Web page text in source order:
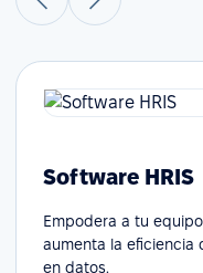
Software HRIS
Empodera a tu
aumenta la eficiencia
en datos.